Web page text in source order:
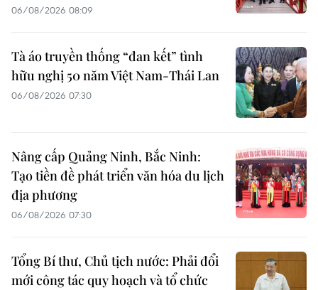
06/08/2026 08:09
Tà áo truyền thống “đan kết” tình
hữu nghị 50 năm Việt Nam-Thái Lan
06/08/2026 07:30
Nâng cấp Quảng Ninh, Bắc Ninh:
Tạo tiền đề phát triển văn hóa du lịch
địa phương
06/08/2026 07:30
Tổng Bí thư, Chủ tịch nước: Phải đổi
mới công tác quy hoạch và tổ chức